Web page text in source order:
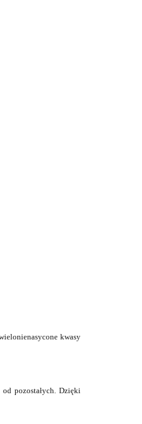
kwasy
pozostałych. Dzięki